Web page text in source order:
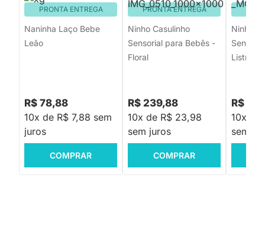
PRONTA ENTREGA
Naninha Laço Bebe
Leão
R$ 78,88
10x de R$ 7,88 sem
juros
COMPRAR
PRONTA ENTREGA
Ninho Casulinho
Sensorial para Bebês -
Floral
R$ 239,88
10x de R$ 23,98
sem juros
COMPRAR
Ninho
Listras -
R$
10x de
sem